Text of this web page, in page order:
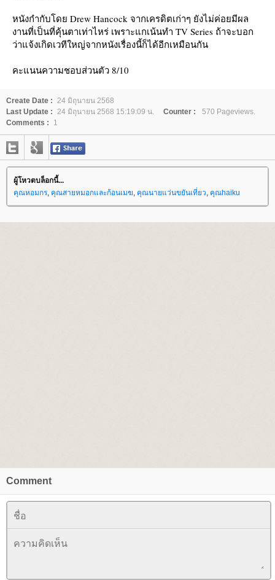
หนังกำกับโดย Drew Hancock จากเครดิตเก่าๆ ยังไม่ค่อยมีผล
งานที่เป็นที่คุ้นตาเท่าไหร่ เพราะแกเน้นทำ TV Series ถ้าจะบอก
ว่าแจ้งเกิดเวทีใหญ่จากหนังเรื่องนี้ก็ได้อีกเหมือนกัน
คะแนนความชอบส่วนตัว 8/10
Create Date : 24 มิถุนายน 2568
Last Update : 24 มิถุนายน 2568 15:19:09 น. Counter :
570 Pageviews.
Comments :
1
ผู้โหวตบล็อกนี้...
คุณหอมกร, คุณสายหมอกและก้อนเมฆ, คุณนายแว่นขยันเที่ยว, คุณhaiku
Comment